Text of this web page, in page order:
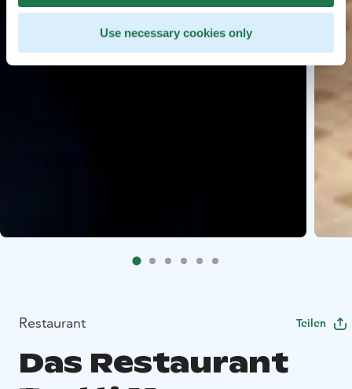
Use necessary cookies only
Restaurant Teilen
Das Restaurant